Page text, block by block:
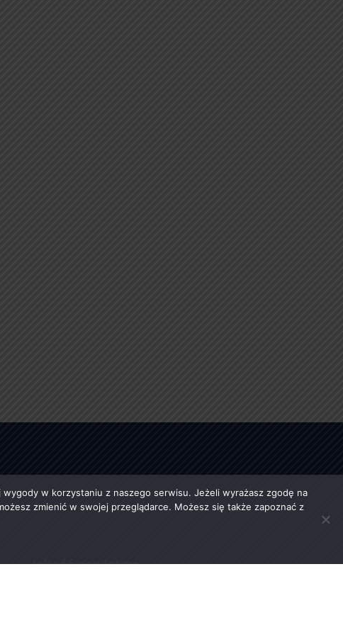
Jakość powietrza
w korzystaniu z naszego serwisu. Jeżeli wyrażasz zgodę na
zmienić w swojej przeglądarce. Możesz się także zapoznać z